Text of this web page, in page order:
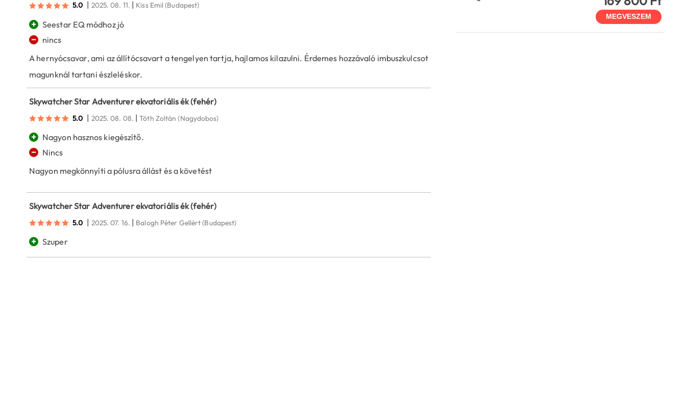
5.0 | 2025. 08. 11. | Kiss Emil (Budapest)
+ Seestar EQ módhoz jó
−
nincs
A hernyócsavar, ami az állítócsavart a tengelyen tartja, hajlamos kilazulni. Érdemes hozzávaló imbuszkulcsot
magunknál tartani észleléskor.
Skywatcher Star Adventurer ekvatoriális ék (fehér)
5.0 | 2025. 08. 08. |Tóth Zoltán (Nagydobos)
+ Nagyon hasznos kiegészítő.
−
Nincs
Nagyon megkönnyíti a pólusra állást és a követést
Skywatcher Star Adventurer ekvatoriális ék (fehér)
5.0 | 2025. 07. 16. | Balogh Péter Gellért(Budapest)
+ Szuper
MEGVESZEM